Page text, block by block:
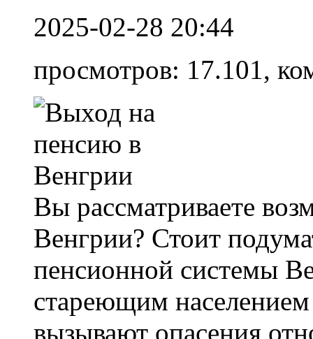
2025-02-28 20:44
просмотров: 17.101,
Вы рассматриваете
Венгрии? Стоит
пенсионной системы
стареющим
вызывают опасения